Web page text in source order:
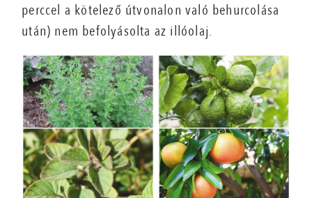
perccel a kötelező útvonalon való behurcolása
után) nem befolyásolta az illóolaj.